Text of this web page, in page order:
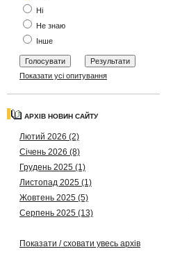
Ні
Не знаю
Інше
Показати усі опитування
АРХІВ НОВИН САЙТУ
Лютий 2026 (2)
Січень 2026 (8)
Грудень 2025 (1)
Листопад 2025 (1)
Жовтень 2025 (5)
Серпень 2025 (13)
Показати / сховати увесь архів